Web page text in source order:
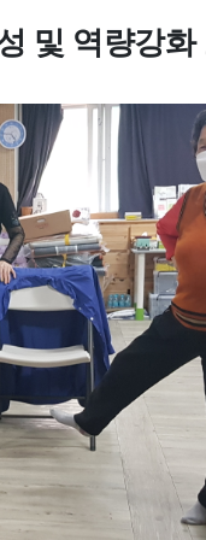
및 역량강화